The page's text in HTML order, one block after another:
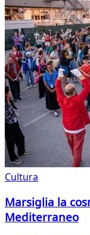
Cultura
Marsiglia la
Mediterraneo